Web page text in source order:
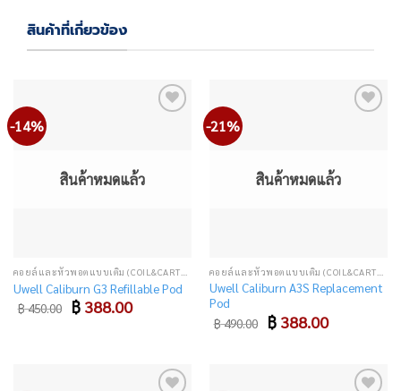
สินค้าที่เกี่ยวข้อง
-14%
สินค้าหมดแล้ว
Uwell Caliburn G3 Refillable Pod
฿450.00 Original
price
฿ 388.00Current
price
-21%
สินค้าหมดแล้ว
Uwell Caliburn A3S Replacement
Pod
฿490.00 Original
price
฿ 388.00Current
price